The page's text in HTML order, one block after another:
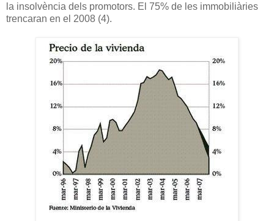
la insolvència dels promotors. El 75% de les immobiliàries
trencaran en el 2008 (4).